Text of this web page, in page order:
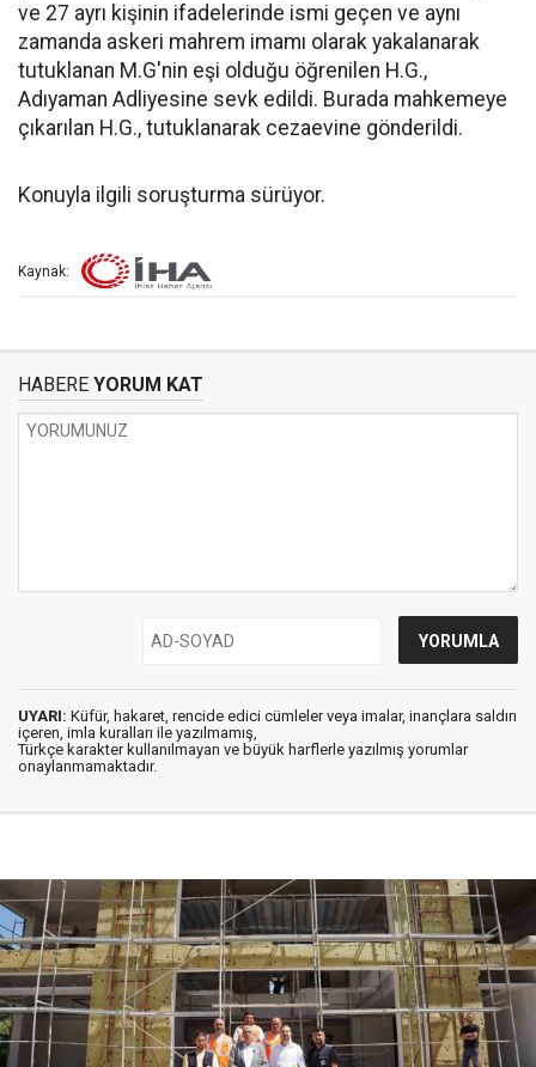
ve 27 ayrı kişinin ifadelerinde ismi geçen ve aynı
zamanda askeri mahrem imamı olarak yakalanarak
tutuklanan M.G'nin eşi olduğu öğrenilen H.G.,
Adıyaman Adliyesine sevk edildi. Burada mahkemeye
çıkarılan H.G., tutuklanarak cezaevine gönderildi.
Konuyla ilgili soruşturma sürüyor.
Kaynak:
HABERE YORUM KAT
UYARI: Küfür, hakaret, rencide edici cümleler veya imalar, inançlara saldırı
içeren, imla kuralları ile yazılmamış,
Türkçe karakter kullanılmayan ve büyük harflerle yazılmış yorumlar
onaylanmamaktadır.